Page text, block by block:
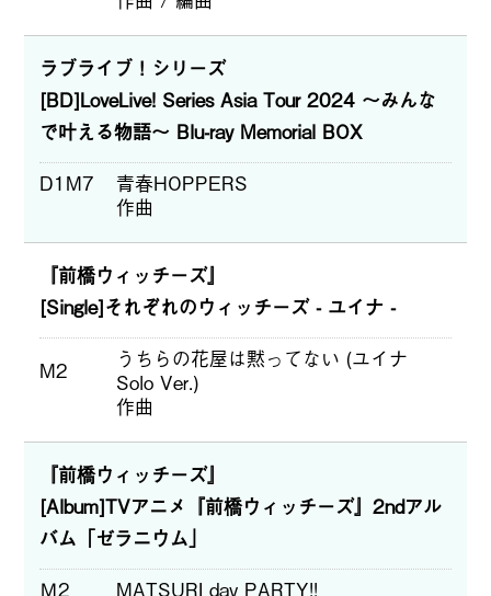
ラブライブ！シリーズ
[BD]LoveLive! Series Asia Tour 2024 ～みんな
で叶える物語～ Blu-ray Memorial BOX
D1M7
青春HOPPERS
作曲
『前橋ウィッチーズ』
[Single]それぞれのウィッチーズ - ユイナ -
M2
うちらの花屋は黙ってない (ユイナ
Solo Ver.)
作曲
『前橋ウィッチーズ』
[Album]TVアニメ『前橋ウィッチーズ』2ndアル
バム「ゼラニウム」
Ｍ2
MATSURI day PARTY!!